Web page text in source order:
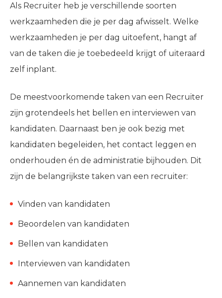
Als Recruiter heb je verschillende soorten
werkzaamheden die je per dag afwisselt. Welke
werkzaamheden je per dag uitoefent, hangt af
van de taken die je toebedeeld krijgt of uiteraard
zelf inplant.
De meestvoorkomende taken van een Recruiter
zijn grotendeels het bellen en interviewen van
kandidaten. Daarnaast ben je ook bezig met
kandidaten begeleiden, het contact leggen en
onderhouden én de administratie bijhouden. Dit
zijn de belangrijkste taken van een recruiter:
Vinden van kandidaten
Beoordelen van kandidaten
Bellen van kandidaten
Interviewen van kandidaten
Aannemen van kandidaten